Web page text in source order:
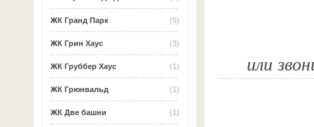
(6)
ЖК Гранд Парк
(3)
ЖК Грин Хаус
(1)
ЖК Груббер Хаус
(1)
ЖК Грюнвальд
(1)
ЖК Две башни
или